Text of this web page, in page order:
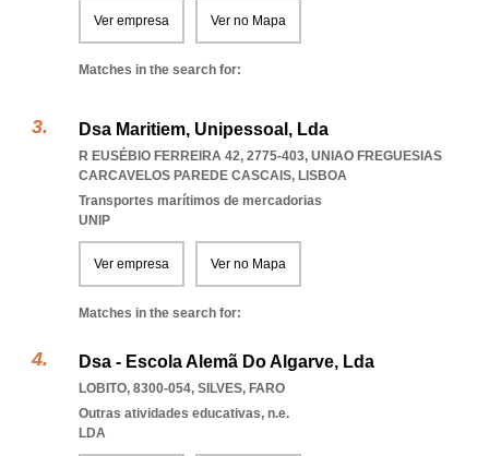
Ver empresa Ver no Mapa
Matches in the search for:
Dsa Maritiem, Unipessoal, Lda
R EUSÉBIO FERREIRA 42, 2775-403, UNIAO FREGUESIAS
CARCAVELOS PAREDE CASCAIS, LISBOA
Transportes marítimos de mercadorias
UNIP
Ver empresa Ver no Mapa
Matches in the search for:
Dsa - Escola Alemã Do Algarve, Lda
LOBITO, 8300-054, SILVES, FARO
Outras atividades educativas, n.e.
LDA